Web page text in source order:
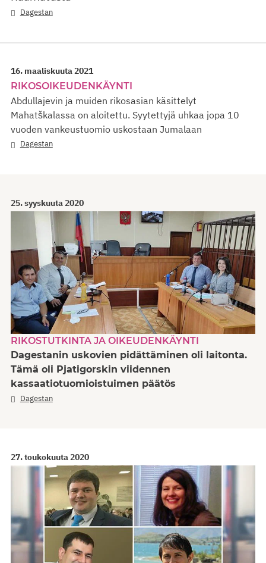
Dagestan
16. maaliskuuta 2021
RIKOSOIKEUDENKÄYNTI
Abdullajevin ja muiden rikosasian käsittelyt
Mahatškalassa on aloitettu. Syytettyjä uhkaa jopa 10
vuoden vankeustuomio uskostaan Jumalaan
Dagestan
25. syyskuuta 2020
RIKOSTUTKINTA JA OIKEUDENKÄYNTI
Dagestanin uskovien pidättäminen oli laitonta.
Tämä oli Pjatigorskin viidennen
kassaatiotuomioistuimen päätös
Dagestan
27. toukokuuta 2020